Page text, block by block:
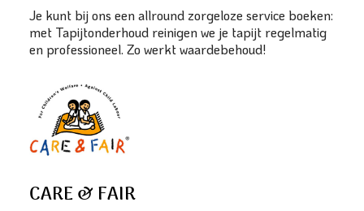
Je kunt bij ons een allround zorgeloze service boeken:
met Tapijtonderhoud reinigen we je tapijt regelmatig
en professioneel. Zo werkt waardebehoud!
CARE & FAIR